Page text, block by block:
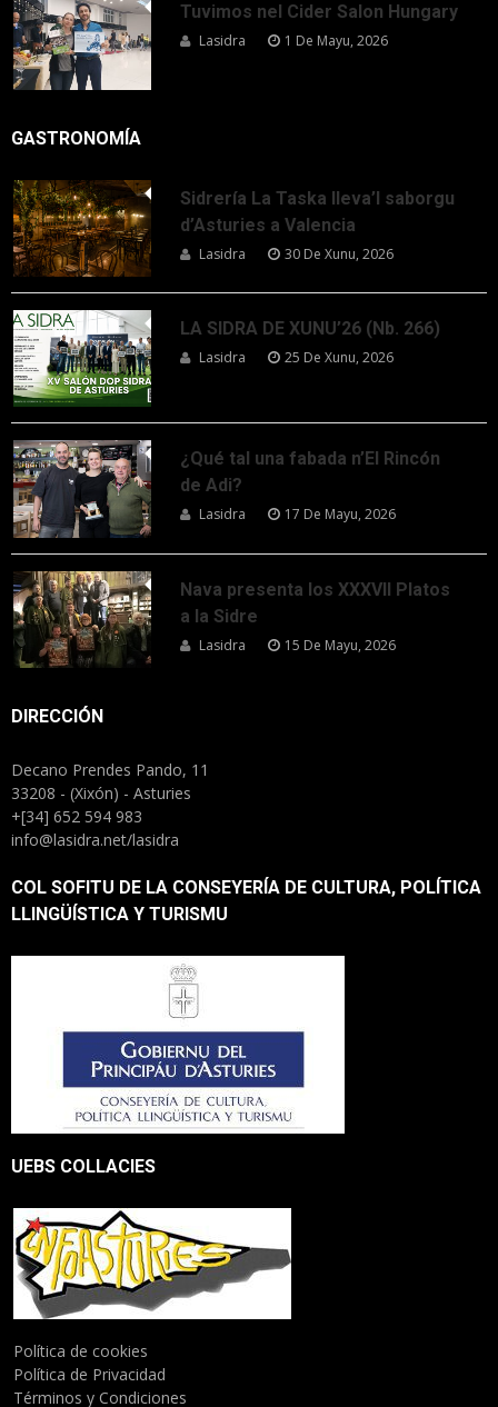
Tuvimos nel Cider Salon Hungary
Lasidra 1 De Mayu, 2026
GASTRONOMÍA
Sidrería La Taska lleva’l saborgu
d’Asturies a Valencia
Lasidra 30 De Xunu, 2026
LA SIDRA DE XUNU’26 (Nb. 266)
Lasidra 25 De Xunu, 2026
¿Qué tal una fabada n’El Rincón
de Adi?
Lasidra 17 De Mayu, 2026
Nava presenta los XXXVII Platos
a la Sidre
Lasidra 15 De Mayu, 2026
DIRECCIÓN
Decano Prendes Pando, 11
33208 - (Xixón) - Asturies
+[34] 652 594 983
info@lasidra.net/lasidra
COL SOFITU DE LA CONSEYERÍA DE CULTURA, POLÍTICA
LLINGÜÍSTICA Y TURISMU
UEBS COLLACIES
Política de cookies
Política de Privacidad
Términos y Condiciones